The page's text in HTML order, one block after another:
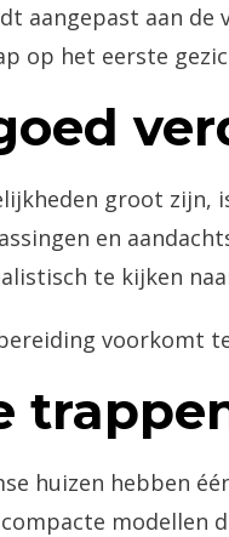
aangepast aan de
op het eerste
groot zijn,
en
te kijken
voorkomt
huizen hebben
modellen